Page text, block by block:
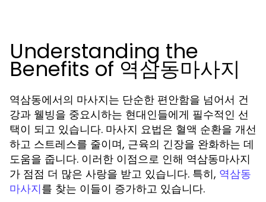
Understanding the
Benefits of 역삼동마사지
역삼동에서의 마사지는 단순한 편안함을 넘어서 건
강과 웰빙을 중요시하는 현대인들에게 필수적인 선
택이 되고 있습니다. 마사지 요법은 혈액 순환을 개선
하고 스트레스를 줄이며, 근육의 긴장을 완화하는 데
도움을 줍니다. 이러한 이점으로 인해 역삼동마사지
가 점점 더 많은 사랑을 받고 있습니다. 특히, 역삼동
마사지를 찾는 이들이 증가하고 있습니다.